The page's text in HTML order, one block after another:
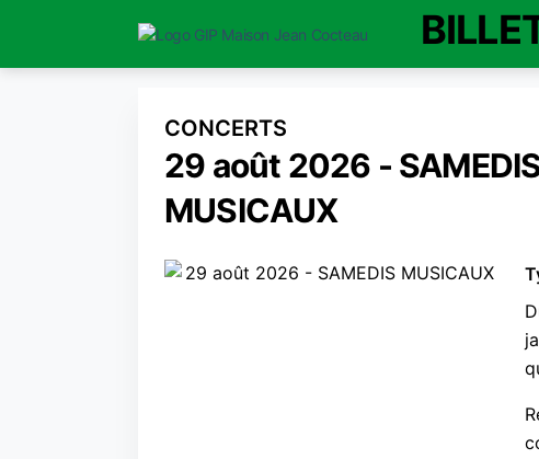
CONCERTS
29 août 2026 -
MUSICAUX